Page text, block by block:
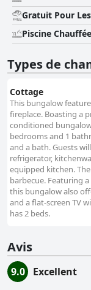
Gratuit Pour
Piscine Chauffée
Types de
Cottage
This bungalow
fireplace. Boasting a
conditioned
bedrooms and 1
and a bath. Guests
refrigerator,
equipped kitchen.
barbecue. Featuring
this bungalow also
and a flat-screen TV
has 2 beds.
Avis
9.0 Excellent